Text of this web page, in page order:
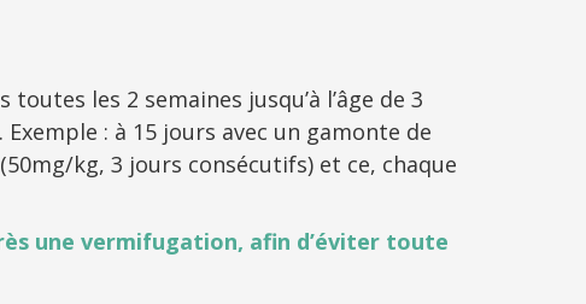
les 2 semaines jusqu’à l’âge de 3
Exemple : à 15 jours avec un gamonte de
kg, 3 jours consécutifs) et ce, chaque
une vermifugation, afin d’éviter toute